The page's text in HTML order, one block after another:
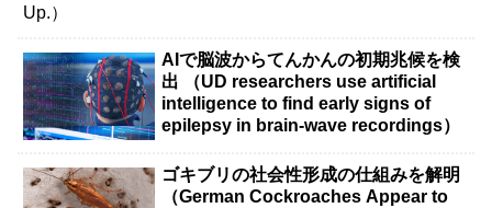
AIで脳波からてんかんの初期兆候を検
出 （UD researchers use artificial
intelligence to find early signs of
epilepsy in brain-wave recordings）
ゴキブリの社会性形成の仕組みを解明
（German Cockroaches Appear to